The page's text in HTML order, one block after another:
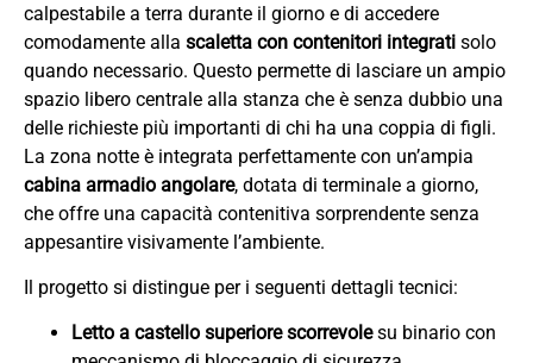
calpestabile a terra durante il giorno e di accedere
comodamente alla scaletta con contenitori integrati solo
quando necessario. Questo permette di lasciare un ampio
spazio libero centrale alla stanza che è senza dubbio una
delle richieste più importanti di chi ha una coppia di figli.
La zona notte è integrata perfettamente con un’ampia
cabina armadio angolare, dotata di terminale a giorno,
che offre una capacità contenitiva sorprendente senza
appesantire visivamente l’ambiente.
Il progetto si distingue per i seguenti dettagli tecnici:
Letto a castello superiore scorrevolesu binario con